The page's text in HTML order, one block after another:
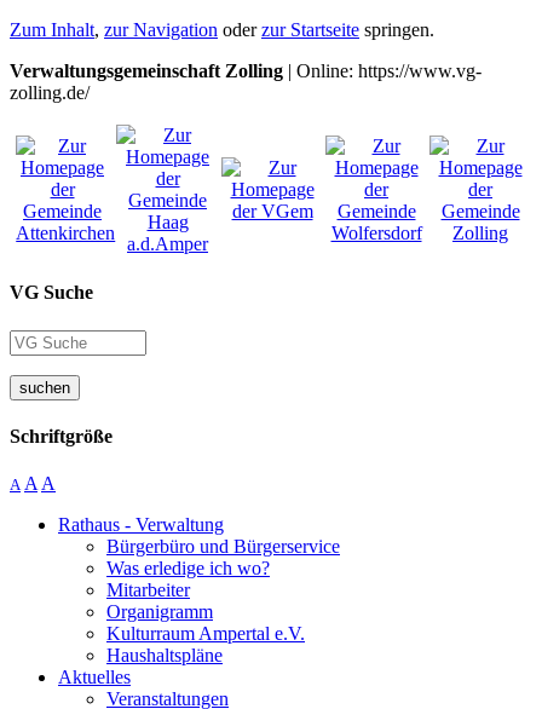
Zum Inhalt, zur Navigation oderzur Startseite springen.
Verwaltungsgemeinschaft Zolling | Online: https://www.vg-
zolling.de/
VG Suche
suchen
Schriftgröße
A A A
Rathaus - Verwaltung
Bürgerbüro und Bürgerservice
Was erledige ich wo?
Mitarbeiter
Organigramm
Kulturraum Ampertal e.V.
Haushaltspläne
Aktuelles
Veranstaltungen